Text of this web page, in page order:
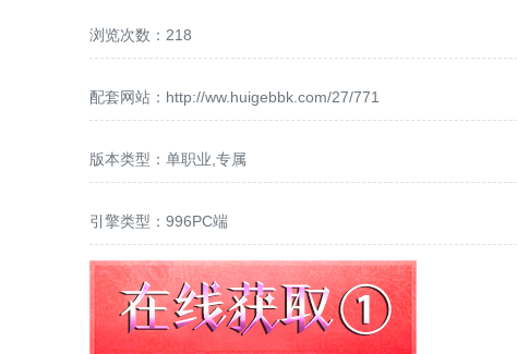
浏览次数：218
配套网站： http://ww.huigebbk.com/27/771
版本类型：单职业,专属
引擎类型：996PC端